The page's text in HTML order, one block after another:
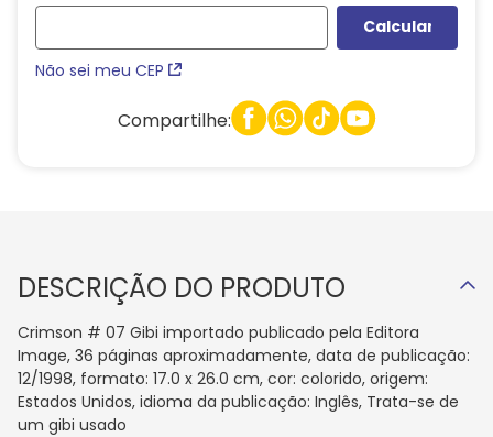
Não sei meu CEP
Compartilhe:
DESCRIÇÃO DO PRODUTO
Crimson # 07 Gibi importado publicado pela Editora
Image, 36 páginas aproximadamente, data de publicação:
12/1998, formato: 17.0 x 26.0 cm, cor: colorido, origem:
Estados Unidos, idioma da publicação: Inglês, Trata-se de
um gibi usado